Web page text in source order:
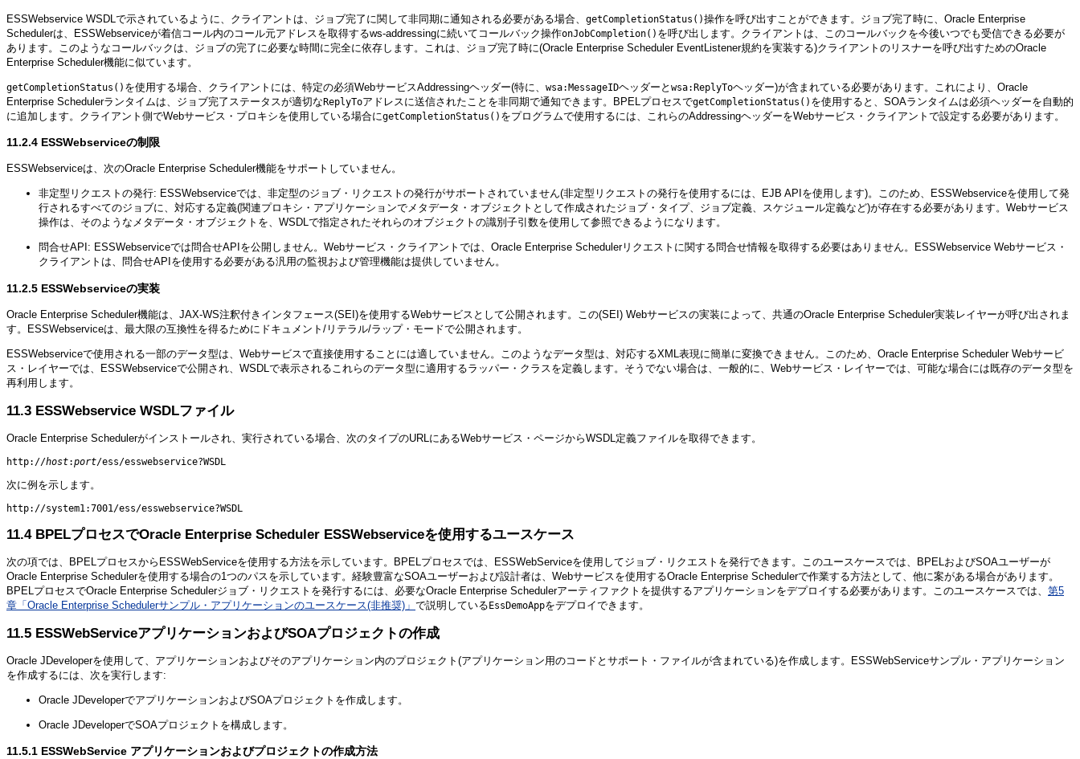
ESSWebservice WSDLで示されているように、クライアントは、ジョブ完了に関して非同期に通知される必要がある場合、 getCompletionStatus()操作を呼び出すことができます。ジョブ完了時に、Oracle Enterprise
Schedulerは、ESSWebserviceが着信コール内のコール元アドレスを取得するws-addressingに続いてコールバック操作onJobCompletion() を呼び出します。クライアントは、このコールバックを今後いつでも受信できる必要が
あります。このようなコールバックは、ジョブの完了に必要な時間に完全に依存します。これは、ジョブ完了時に(Oracle Enterprise Scheduler EventListener規約を実装する)クライアントのリスナーを呼び出すためのOracle
Enterprise Scheduler機能に似ています。
getCompletionStatus() を使用する場合、クライアントには、特定の必須WebサービスAddressingヘッダー(特に、 wsa:MessageIDヘッダーと wsa:ReplyToヘッダー)が含まれている必要があります。これにより、Oracle
Enterprise Schedulerランタイムは、ジョブ完了ステータスが適切なReplyToアドレスに送信されたことを非同期で通知できます。BPELプロセスでgetCompletionStatus() を使用すると、SOAランタイムは必須ヘッダーを自動的
に追加します。クライアント側でWebサービス・プロキシを使用している場合にgetCompletionStatus() をプログラムで使用するには、これらのAddressingヘッダーをWebサービス・クライアントで設定する必要があります。
11.2.4 ESSWebserviceの制限
ESSWebserviceは、次のOracle Enterprise Scheduler機能をサポートしていません。
非定型リクエストの発行: ESSWebserviceでは、非定型のジョブ・リクエストの発行がサポートされていません(非定型リクエストの発行を使用するには、EJB APIを使用します)。このため、ESSWebserviceを使用して発
行されるすべてのジョブに、対応する定義(関連プロキシ・アプリケーションでメタデータ・オブジェクトとして作成されたジョブ・タイプ、ジョブ定義、スケジュール定義など)が存在する必要があります。Webサービス
操作は、そのようなメタデータ・オブジェクトを、WSDLで指定されたそれらのオブジェクトの識別子引数を使用して参照できるようになります。
問合せAPI: ESSWebserviceでは問合せAPIを公開しません。Webサービス・クライアントでは、Oracle Enterprise Schedulerリクエストに関する問合せ情報を取得する必要はありません。ESSWebservice Webサービス・
クライアントは、問合せAPIを使用する必要がある汎用の監視および管理機能は提供していません。
11.2.5 ESSWebserviceの実装
Oracle Enterprise Scheduler機能は、JAX-WS注釈付きインタフェース(SEI)を使用するWebサービスとして公開されます。この(SEI) Webサービスの実装によって、共通のOracle Enterprise Scheduler実装レイヤーが呼び出されま
す。ESSWebserviceは、最大限の互換性を得るためにドキュメント/リテラル/ラップ・モードで公開されます。
ESSWebserviceで使用される一部のデータ型は、Webサービスで直接使用することには適していません。このようなデータ型は、対応するXML表現に簡単に変換できません。このため、Oracle Enterprise Scheduler Webサービ
ス・レイヤーでは、ESSWebserviceで公開され、WSDLで表示されるこれらのデータ型に適用するラッパー・クラスを定義します。そうでない場合は、一般的に、Webサービス・レイヤーでは、可能な場合には既存のデータ型を
再利用します。
11.3 ESSWebservice WSDLファイル
Oracle Enterprise Schedulerがインストールされ、実行されている場合、次のタイプのURLにあるWebサービス・ページからWSDL定義ファイルを取得できます。
http://host:port
次に例を示します。
11.4BPELプロセスでOracle Enterprise Scheduler ESSWebserviceを使用するユースケース
次の項では、BPELプロセスからESSWebServiceを使用する方法を示しています。BPELプロセスでは、ESSWebServiceを使用してジョブ・リクエストを発行できます。このユースケースでは、BPELおよびSOAユーザーが
Oracle Enterprise Schedulerを使用する場合の1つのパスを示しています。経験豊富なSOAユーザーおよび設計者は、Webサービスを使用するOracle Enterprise Schedulerで作業する方法として、他に案がある場合があります。
BPELプロセスでOracle Enterprise Schedulerジョブ・リクエストを発行するには、必要なOracle Enterprise Schedulerアーティファクトを提供するアプリケーションをデプロイする必要があります。このユースケースでは、 第5
章「Oracle Enterprise Schedulerサンプル・アプリケーションのユースケース(非推奨)」 で説明している EssDemoAppをデプロイできます。
11.5 ESSWebServiceアプリケーションおよびSOAプロジェクトの作成
Oracle JDeveloperを使用して、アプリケーションおよびそのアプリケーション内のプロジェクト(アプリケーション用のコードとサポート・ファイルが含まれている)を作成します。ESSWebServiceサンプル・アプリケーション
を作成するには、次を実行します:
Oracle JDeveloperでアプリケーションおよびSOAプロジェクトを作成します。
Oracle JDeveloperでSOAプロジェクトを構成します。
11.5.1 ESSWebService アプリケーションおよびプロジェクトの作成方法